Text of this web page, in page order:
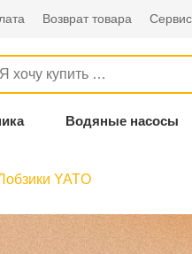
Возврат товара
Водяные насосы
YATO